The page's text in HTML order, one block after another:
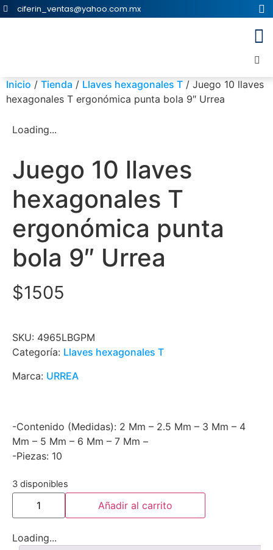
ciferin_ventas@yahoo.com.mx
Inicio / Tienda / Llaves hexagonales T / Juego 10 llaves
hexagonales T ergonómica punta bola 9″ Urrea
Loading...
Juego 10 llaves
hexagonales T
ergonómica punta
bola 9″ Urrea
$1505
SKU: 4965LBGPM
Categoría: Llaves hexagonales T
Marca: URREA
-Contenido (Medidas): 2 Mm – 2.5 Mm – 3 Mm – 4
Mm – 5 Mm – 6 Mm – 7 Mm –
-Piezas: 10
3 disponibles
Añadir al carrito
Loading...